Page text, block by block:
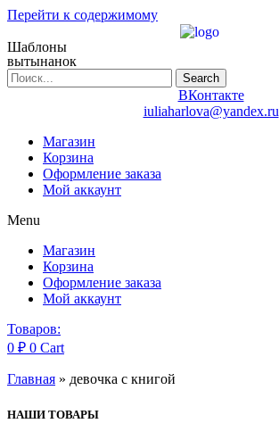
Перейти к содержимому
Шаблоны
вытынанок
Search
ВКонтакте
iuliaharlova@yandex.ru
Магазин
Корзина
Оформление заказа
Мой аккаунт
Menu
Магазин
Корзина
Оформление заказа
Мой аккаунт
Товаров:
0 ₽ 0 Cart
Главная » девочка с книгой
НАШИ ТОВАРЫ